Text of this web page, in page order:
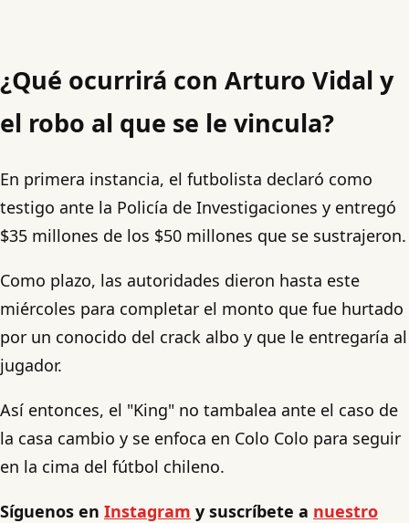
¿Qué ocurrirá con Arturo Vidal y
el robo al que se le vincula?
En primera instancia, el futbolista declaró como
testigo ante la Policía de Investigaciones y entregó
$35 millones de los $50 millones que se sustrajeron.
Como plazo, las autoridades dieron hasta este
miércoles para completar el monto que fue hurtado
por un conocido del crack albo y que le entregaría al
jugador.
Así entonces, el "King" no tambalea ante el caso de
la casa cambio y se enfoca en Colo Colo para seguir
en la cima del fútbol chileno.
Síguenos en Instagram y suscríbete a nuestro